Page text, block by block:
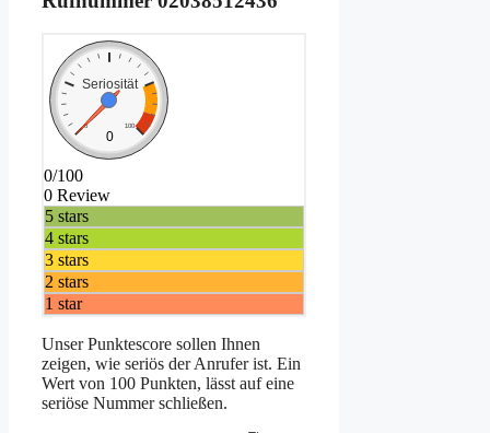
Seriosität
0 100
0
0/100
0 Review
5 stars
4 stars
3 stars
2 stars
1 star
Unser Punktescore sollen Ihnen
zeigen, wie seriös der Anrufer ist. Ein
Wert von 100 Punkten, lässt auf eine
seriöse Nummer schließen.